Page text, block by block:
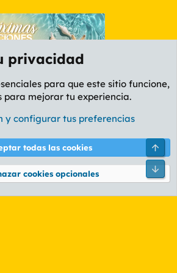
AMARILLO
y reglas Política de privacidad Ayuda
® © 2010-2026 XenForo Ltd.
privacidad
para que este sitio funcione,
para mejorar tu experiencia.
y configurar tus preferencias
todas las cookies
cookies opcionales
Pie